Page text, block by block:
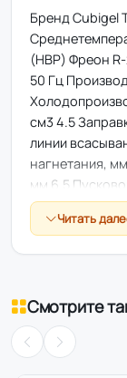
Бренд Cubigel
(HBP) Фреон
50 Гц
см3 4.5
линии
нагнетания,
мм 6.5
А 2.8 Размеры,
Напряжение, В
Читать
Смотрите